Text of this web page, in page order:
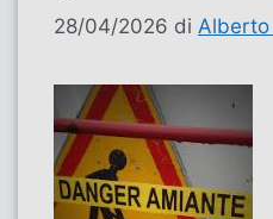
28/04/2026 di Alberto